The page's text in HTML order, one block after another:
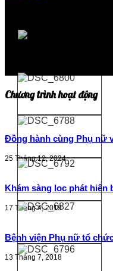
Chương trình hoạt động
Đồng hành cùng Phụ nữ
25 Tháng 12, 2024
Khám sàng lọc phát hiện
17 Tháng 4, 2019
Bệnh viện Phụ nữ tổ
13 Tháng 7, 2018